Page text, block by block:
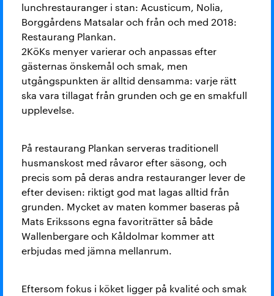
lunchrestauranger i stan: Acusticum, Nolia,
Borggårdens Matsalar och från och med 2018:
Restaurang Plankan.
2KöKs menyer varierar och anpassas efter
gästernas önskemål och smak, men
utgångspunkten är alltid densamma: varje rätt
ska vara tillagat från grunden och ge en smakfull
upplevelse.
På restaurang Plankan serveras traditionell
husmanskost med råvaror efter säsong, och
precis som på deras andra restauranger lever de
efter devisen: riktigt god mat lagas alltid från
grunden. Mycket av maten kommer baseras på
Mats Erikssons egna favoriträtter så både
Wallenbergare och Kåldolmar kommer att
erbjudas med jämna mellanrum.
Eftersom fokus i köket ligger på kvalité och smak